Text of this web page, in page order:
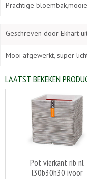
Prachtige
Geschreven door Ekhart
Mooi afgewerkt, super
LAATST BEKEKEN
Pot vierkant rib nl
l30b30h30 ivoor